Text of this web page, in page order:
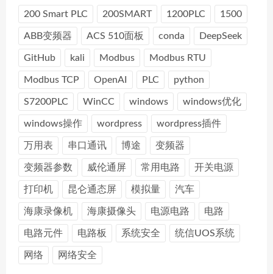
200 Smart PLC 200SMART 1200PLC 1500
ABB变频器 ACS 510面板 conda DeepSeek
GitHub kali Modbus Modbus RTU
Modbus TCP OpenAI PLC python
S7200PLC WinCC windows windows优化
windows操作 wordpress wordpress插件
万用表 串口通讯 博途 变频器
变频器参数 威伦通屏 常用电路 开关电源
打印机 昆仑通态屏 模拟量 汽车
海康录像机 海康摄像头 电源电路 电路
电路元件 电路板 系统安全 统信UOS系统
网络 网络安全